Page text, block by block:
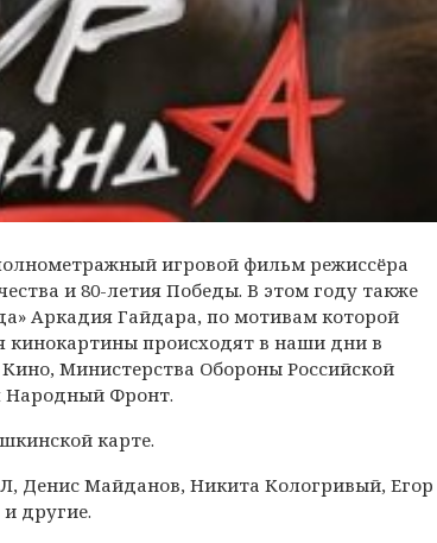
игровой фильм режиссёра
и 80-летия Победы. В этом году также
Аркадия Гайдара, по мотивам которой
кинокартины происходят в наши дни в
Министерства Обороны Российской
Народный Фронт.
карте.
Денис Майданов, Никита Кологривый, Егор
другие.